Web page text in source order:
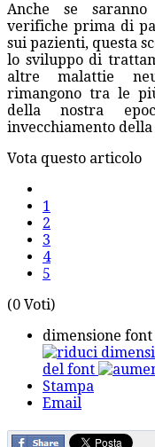
Anche se
verifiche prima di
sui pazienti, questa
lo sviluppo di
altre malattie
rimangono tra le
della nostra
invecchiamento della
Vota questo articolo
1
2
3
4
5
(0 Voti)
dimensione font
del font
Stampa
Email